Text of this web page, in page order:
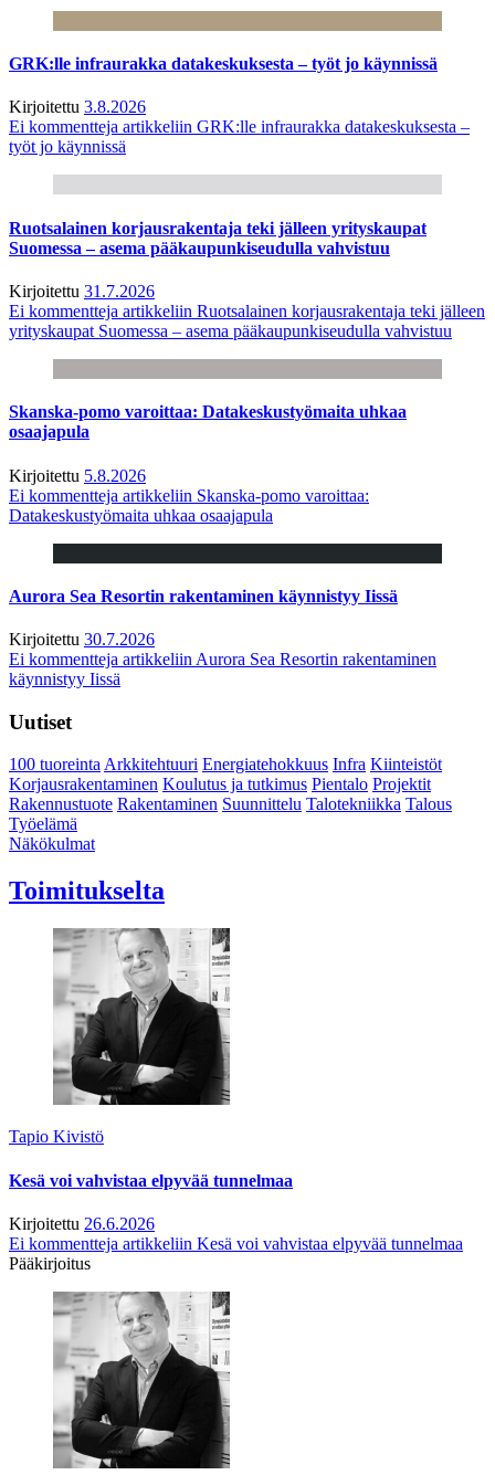
GRK:lle infraurakka datakeskuksesta – työt jo käynnissä
Kirjoitettu 3.8.2026
Ei kommentteja artikkeliin GRK:lle infraurakka datakeskuksesta –
työt jo käynnissä
Ruotsalainen korjausrakentaja teki jälleen yrityskaupat
Suomessa – asema pääkaupunkiseudulla vahvistuu
Kirjoitettu 31.7.2026
Ei kommentteja artikkeliin Ruotsalainen korjausrakentaja teki jälleen
yrityskaupat Suomessa – asema pääkaupunkiseudulla vahvistuu
Skanska-pomo varoittaa: Datakeskustyömaita uhkaa
osaajapula
Kirjoitettu 5.8.2026
Ei kommentteja artikkeliin Skanska-pomo varoittaa:
Datakeskustyömaita uhkaa osaajapula
Aurora Sea Resortin rakentaminen käynnistyy Iissä
Kirjoitettu 30.7.2026
Ei kommentteja artikkeliin Aurora Sea Resortin rakentaminen
käynnistyy Iissä
Uutiset
100 tuoreintaArkkitehtuuri Energiatehokkuus Infra Kiinteistöt
Korjausrakentaminen Koulutus ja tutkimus Pientalo Projektit
Rakennustuote Rakentaminen Suunnittelu Talotekniikka Talous
Työelämä
Näkökulmat
Toimitukselta
Tapio Kivistö
Kesä voi vahvistaa elpyvää tunnelmaa
Kirjoitettu 26.6.2026
Ei kommentteja artikkeliin Kesä voi vahvistaa elpyvää tunnelmaa
Pääkirjoitus